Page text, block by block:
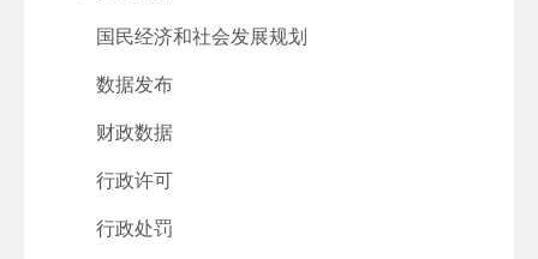
国民经济和社会发展规划
数据发布
财政数据
行政许可
行政处罚